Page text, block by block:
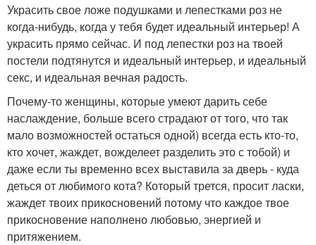
Украсить свое ложе подушками и лепестками роз не
когда-нибудь, когда у тебя будет идеальный интерьер! А
украсить прямо сейчас. И под лепестки роз на твоей
постели подтянутся и идеальный интерьер, и идеальный
секс, и идеальная вечная радость.
Почему-то женщины, которые умеют дарить себе
наслаждение, больше всего страдают от того, что так
мало возможностей остаться одной) всегда есть кто-то,
кто хочет, жаждет, вожделеет разделить это с тобой) и
даже если ты временно всех выставила за дверь - куда
деться от любимого кота? Который трется, просит ласки,
жаждет твоих прикосновений потому что каждое твое
прикосновение наполнено любовью, энергией и
притяжением.